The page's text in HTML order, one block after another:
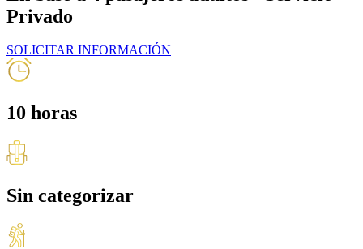
Privado
SOLICITAR INFORMACIÓN
10 horas
Sin categorizar